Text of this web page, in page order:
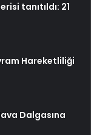
tanıtıldı: 21
Hareketliliği
Dalgasına